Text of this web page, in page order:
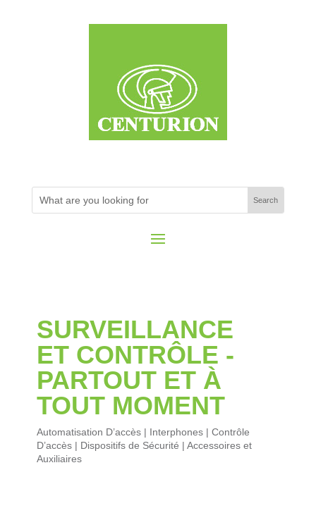
SURVEILLANCE
ET CONTRÔLE -
PARTOUT ET À
TOUT MOMENT
Automatisation D’accès | Interphones | Contrôle
D’accès | Dispositifs de Sécurité | Accessoires et
Auxiliaires